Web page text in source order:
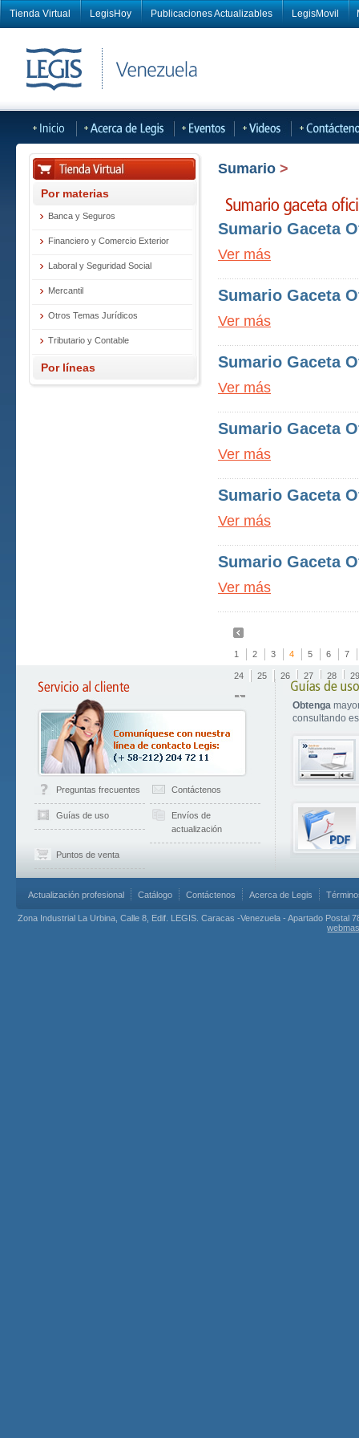
Tienda Virtual LegisHoy Publicaciones Actualizables LegisMovil
Por materias
Banca y Seguros
Financiero y Comercio Exterior
Laboral y Seguridad Social
Mercantil
Otros Temas Jurídicos
Tributario y Contable
Por líneas
Sumario >
Sumario Gaceta
Ver más
Sumario Gaceta
Ver más
Sumario Gaceta
Ver más
Sumario Gaceta
Ver más
Sumario Gaceta
Ver más
Sumario Gaceta
Ver más
1 2 3 4 5 6 7
24 25 26 27 28 29
Preguntas frecuentes Contáctenos
Guías de uso
Envíos de
actualización
Puntos de venta
Obtenga
consultando
Actualización profesional Catálogo Contáctenos Acerca de Legis
Zona Industrial La Urbina, Calle 8, Edif. LEGIS. Caracas -Venezuela - Apartado